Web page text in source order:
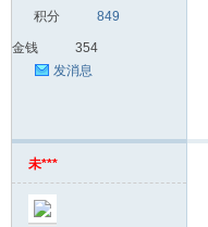
积分
849
金钱
354
发消息
未***